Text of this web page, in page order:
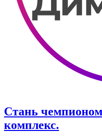
Стань
комплекс.